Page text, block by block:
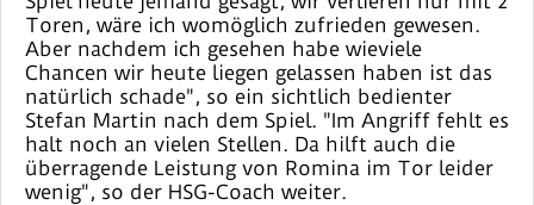
Toren, wäre ich womöglich zufrieden gewesen.
Aber nachdem ich gesehen habe wieviele
Chancen wir heute liegen gelassen haben ist das
natürlich schade", so ein sichtlich bedienter
Stefan Martin nach dem Spiel. "Im Angriff fehlt es
halt noch an vielen Stellen. Da hilft auch die
überragende Leistung von Romina im Tor leider
wenig", so der HSG-Coach weiter.